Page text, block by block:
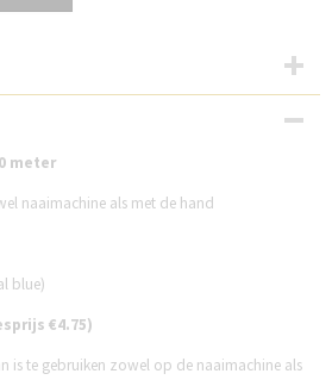
meter
naaimachine als met de hand
blue)
€4.75)
is te gebruiken zowel op de naaimachine als